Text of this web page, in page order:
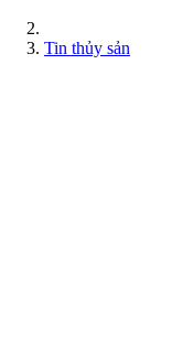
Tin thủy sản